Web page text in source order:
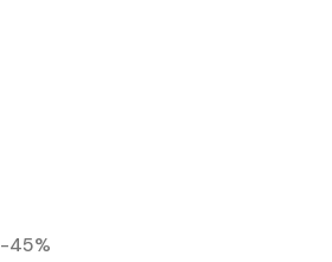
-45%